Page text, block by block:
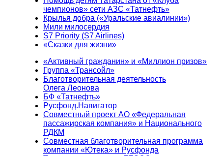
чемпионов» сети АЗС «Татнефть»
Крылья добра («Уральские авиалинии»)
Мили милосердия
S7 Priority (S7 Airlines)
«Сказки для жизни»
«Активный гражданин» и «Миллион призов»
Группа «Трансойл»
Благотворительная деятельность
Олега Леонова
БФ «Татнефть»
Русфонд.Навигатор
Совместный проект АО «Федеральная
пассажирская компания» и Национального
РДКМ
Совместная благотворительная программа
компании «Ютека» и Русфонда